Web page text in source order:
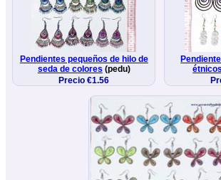
Pendientes pequeños de hilo de
seda de colores (pedu)
Precio €1.56